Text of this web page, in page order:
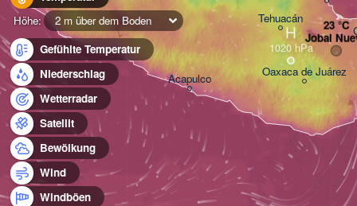
Höhe:
2 m über dem Boden
Gefühlte Temperatur
Niederschlag
Wetterradar
Satellit
Bewölkung
Wind
Windböen
Acapulco Oaxaca de Juárez
Tehuacán
Jobal
H